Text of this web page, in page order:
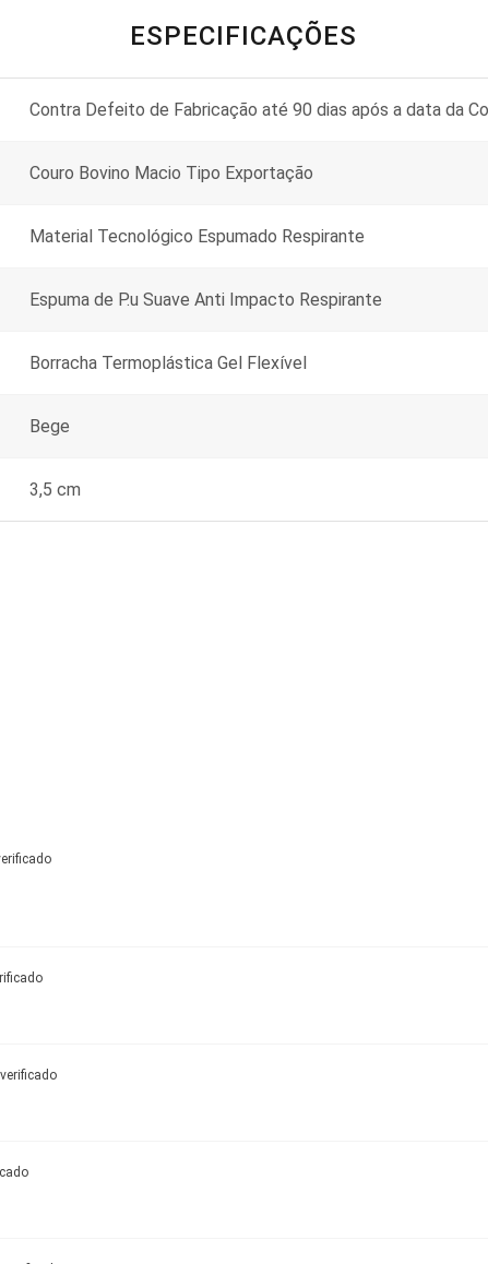
ESPECIFICAÇÕES
Contra Defeito de Fabricação até 90 dias após a data da
Couro Bovino Macio Tipo Exportação
Material Tecnológico Espumado Respirante
Espuma de P.u Suave Anti Impacto Respirante
Borracha Termoplástica Gel Flexível
Bege
3,5 cm